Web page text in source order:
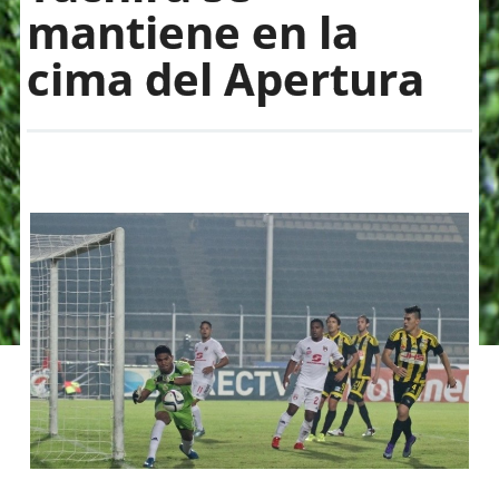
mantiene en la
cima del Apertura